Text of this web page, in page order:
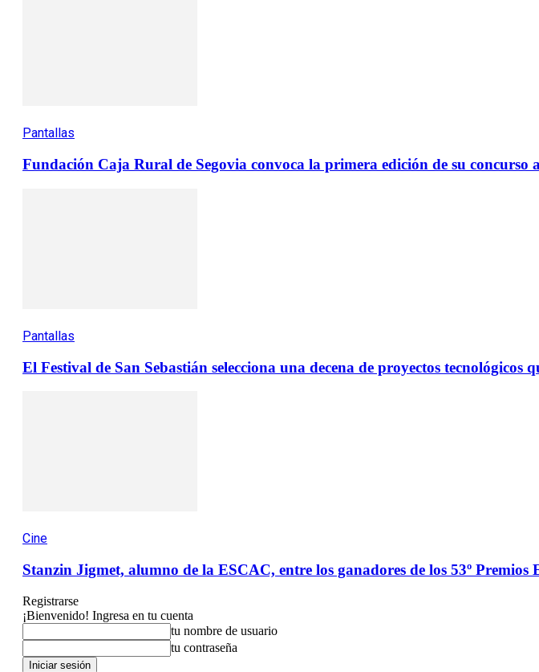
Pantallas
Fundación Caja Rural de Segovia convoca la primera edición de su
Pantallas
El Festival de San Sebastián selecciona una decena de proyectos
Cine
Stanzin Jigmet, alumno de la ESCAC, entre los ganadores de los 53º
Registrarse
¡Bienvenido! Ingresa en tu cuenta
tu nombre de usuario
tu contraseña